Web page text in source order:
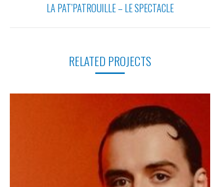
Projets
LA PAT’PATROUILLE – LE SPECTACLE
RELATED PROJECTS